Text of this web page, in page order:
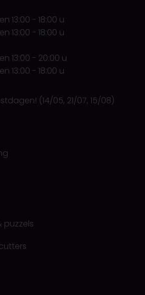
en 13:00 - 18:00 u
en 13:00 - 18:00 u
en 13:00 - 20:00 u
en 13:00 - 18:00 u
(14/05, 21/07, 15/08)
puzzels